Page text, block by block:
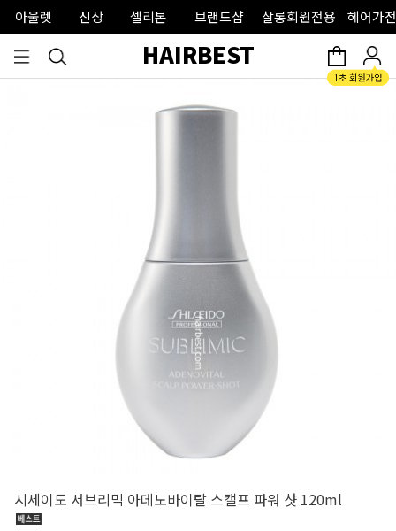
아울렛 신상 셀리본 브랜드샵 살롱회원전용 헤어가
HAIRBEST
시세이도 서브리믹 아데노바이탈 스캘프 파워 샷 120ml